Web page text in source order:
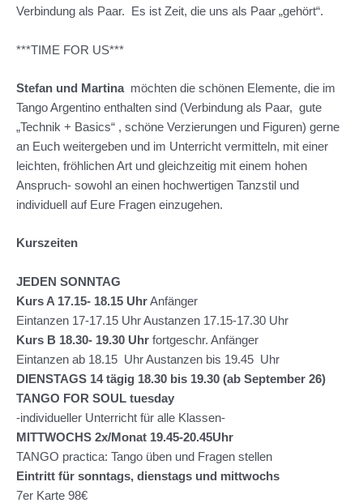
Verbindung als Paar. Es ist Zeit, die uns als Paar „gehört“.
***TIME FOR US***
Stefan und Martina möchten die schönen Elemente, die im
Tango Argentino enthalten sind (Verbindung als Paar, gute
„Technik + Basics“ , schöne Verzierungen und Figuren) gerne
an Euch weitergeben und im Unterricht vermitteln, mit einer
leichten, fröhlichen Art und gleichzeitig mit einem hohen
Anspruch- sowohl an einen hochwertigen Tanzstil und
individuell auf Eure Fragen einzugehen.
Kurszeiten
JEDEN SONNTAG
Kurs A 17.15- 18.15 UhrAnfänger
Eintanzen 17-17.15 Uhr Austanzen 17.15-17.30 Uhr
Kurs B 18.30- 19.30 Uhr fortgeschr. Anfänger
Eintanzen ab 18.15 Uhr Austanzen bis 19.45 Uhr
DIENSTAGS 14 tägig 18.30 bis 19.30 (ab September 26)
TANGO FOR SOUL tuesday
-individueller Unterricht für alle Klassen-
MITTWOCHS 2x/Monat 19.45-20.45Uhr
TANGO practica: Tango üben und Fragen stellen
Eintritt für sonntags, dienstags und mittwochs
7er Karte 98€